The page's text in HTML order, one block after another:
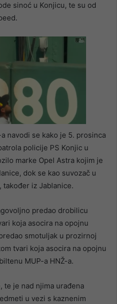
sinoć u Konjicu, te su od
navodi se kako je 5. prosinca
policije PS Konjic u
marke Opel Astra kojim je
dok se kao suvozač u
također iz Jablanice.
predao drobilicu
koja asocira na opojnu
smotuljak u prozirnoj
tvari koja asocira na opojnu
MUP-a HNŽ-a.
te je nad njima urađena
u vezi s kaznenim